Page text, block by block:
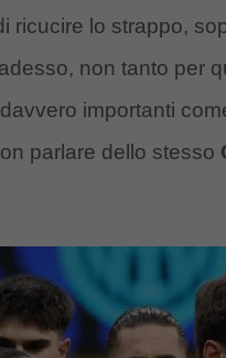
ricucire lo strappo,
non tanto per
importanti
parlare dello stesso